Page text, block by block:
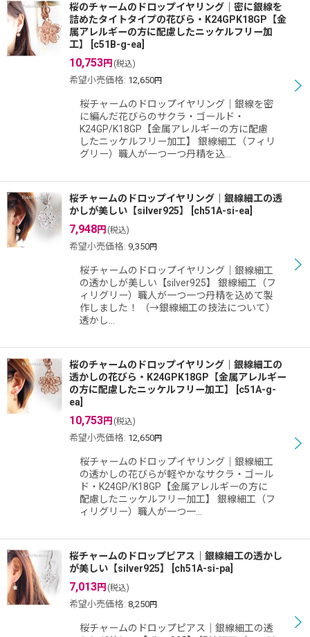
桜のチャームのドロップイヤリング｜密に銀線を
詰めたタイトタイプの花びら・K24GPK18GP【金
属アレルギーの方に配慮したニッケルフリー加
工】
c51B-g-ea
10,753円 (税込)
希望小売価格: 12,650円
桜チャームのドロップイヤリング｜銀線を密
に編んだ花びらのサクラ・ゴールド・
K24GP/K18GP【金属アレルギーの方に配慮
したニッケルフリー加工】 銀線細工（フィリ
グリー）職人が一つ一つ丹精を込…
桜チャームのドロップイヤリング｜銀線細工の透
かしが美しい【silver925】
ch51A-si-ea
7,948円 (税込)
希望小売価格: 9,350円
桜チャームのドロップイヤリング｜銀線細工
の透かしが美しい【silver925】 銀線細工（フ
ィリグリー）職人が一つ一つ丹精を込めて製
作しました！ （→銀線細工の技法について）
透かし…
桜のチャームのドロップイヤリング｜銀線細工の
透かしの花びら・K24GPK18GP【金属アレルギー
の方に配慮したニッケルフリー加工】
c51A-g-
ea
10,753円 (税込)
希望小売価格: 12,650円
桜チャームのドロップイヤリング｜銀線細工
の透かしの花びらが軽やかなサクラ・ゴール
ド・K24GP/K18GP【金属アレルギーの方に
配慮したニッケルフリー加工】 銀線細工（フ
ィリグリー）職人が一つ一…
桜チャームのドロップピアス｜銀線細工の透かし
が美しい【silver925】
ch51A-si-pa
7,013円 (税込)
希望小売価格: 8,250円
桜チャームのドロップピアス｜銀線細工の透